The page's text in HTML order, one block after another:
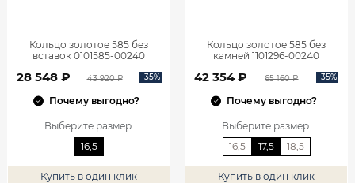
Кольцо золотое 585 без
вставок 0101585-00240
28 548 ₽ 43 920 ₽ -35%
Почему выгодно?
Выберите размер:
16,5
Купить в один клик
Кольцо золотое 585 без
камней 1101296-00240
42 354 ₽ 65 160 ₽ -35%
Почему выгодно?
Выберите размер:
16,5
17,5 18,5
Купить в один клик